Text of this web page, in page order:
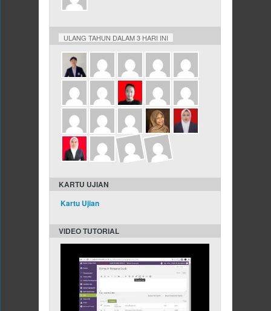
ULANG TAHUN DALAM 3 HARI INI
KARTU UJIAN
Kartu Ujian
VIDEO TUTORIAL